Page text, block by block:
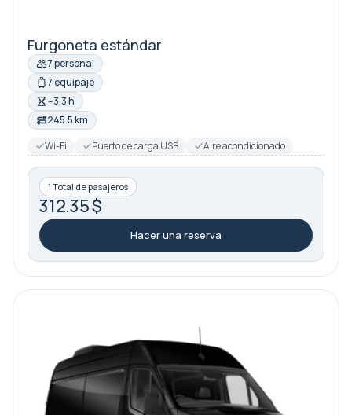
Furgoneta estándar
7 personal
7 equipaje
~3.3 h
245.5 km
Wi-Fi
Puerto de carga USB Aire acondicionado
1 Total de pasajeros
312.35 $
Hacer una reserva